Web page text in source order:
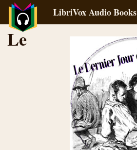
LibriVox Audio Books
Le